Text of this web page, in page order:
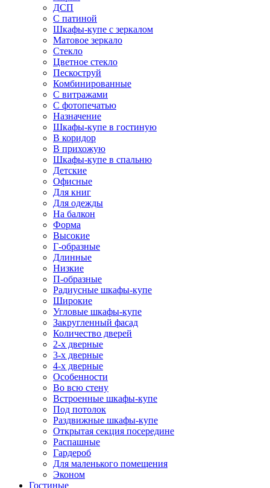
ДСП
С патиной
Шкафы-купе с зеркалом
Матовое зеркало
Стекло
Цветное стекло
Пескоструй
Комбинированные
С витражами
С фотопечатью
Назначение
Шкафы-купе в гостиную
В коридор
В прихожую
Шкафы-купе в спальню
Детские
Офисные
Для книг
Для одежды
На балкон
Форма
Высокие
Г-образные
Длинные
Низкие
П-образные
Радиусные шкафы-купе
Широкие
Угловые шкафы-купе
Закругленный фасад
Количество дверей
2-х дверные
3-х дверные
4-х дверные
Особенности
Во всю стену
Встроенные шкафы-купе
Под потолок
Раздвижные шкафы-купе
Открытая секция посередине
Распашные
Гардероб
Для маленького помещения
Эконом
Гостиные